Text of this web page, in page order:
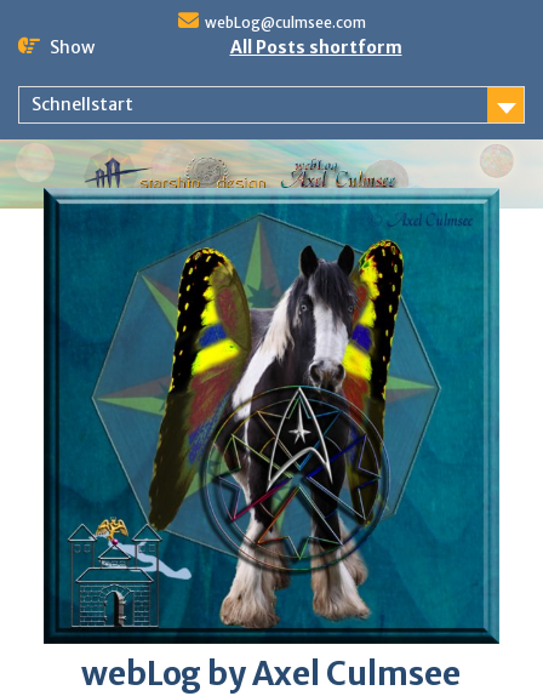
webLog@culmsee.com
Show All Posts shortform
Schnellstart
webLog by Axel Culmsee